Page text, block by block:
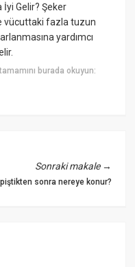
İyi Gelir? Şeker
vücuttaki fazla tuzun
yardımcı
burada okuyun:
Sonraki makale→
sonra nereye konur?